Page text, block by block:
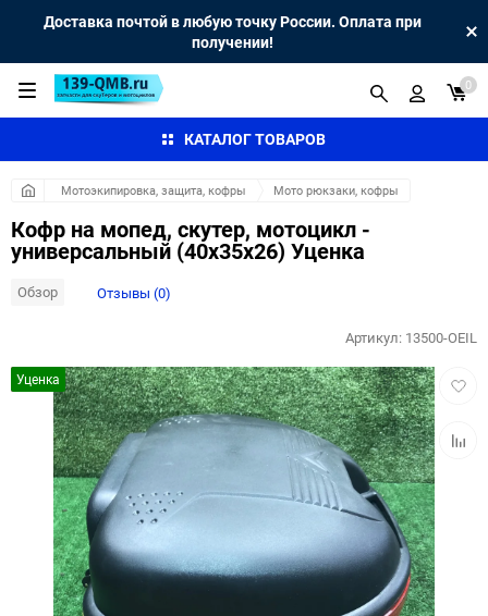
Доставка почтой в любую точку России. Оплата при
получении!
КАТАЛОГ ТОВАРОВ
0
Мотоэкипировка, защита, кофры Мото рюкзаки, кофры
Кофр на мопед, скутер, мотоцикл -
универсальный (40х35х26) Уценка
Обзор Отзывы (0)
Уценка
Артикул: 13500-OEIL